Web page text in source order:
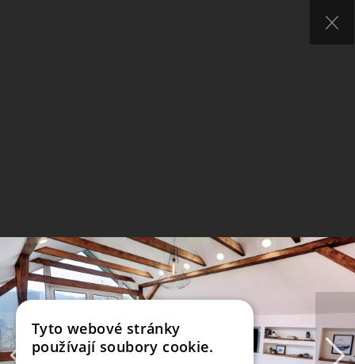
Tyto webové stránky
používají soubory cookie.